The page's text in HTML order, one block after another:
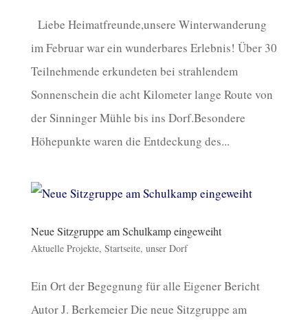
Liebe Heimatfreunde,unsere Winterwanderung
im Februar war ein wunderbares Erlebnis! Über 30
Teilnehmende erkundeten bei strahlendem
Sonnenschein die acht Kilometer lange Route von
der Sinninger Mühle bis ins Dorf.Besondere
Höhepunkte waren die Entdeckung des...
Neue Sitzgruppe am Schulkamp eingeweiht
Aktuelle Projekte, Startseite, unser Dorf
Ein Ort der Begegnung für alle Eigener Bericht
Autor J. Berkemeier Die neue Sitzgruppe am